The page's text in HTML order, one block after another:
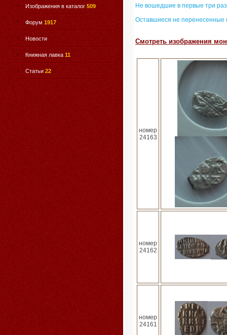
Изображения в каталог 509
Форум 1917
Новости
Книжная лавка 11
Статьи 22
Не вошедшие в первые три
Оставшиеся не перенесенные
Смотреть изображения
номер
24163
номер
24162
номер
24161